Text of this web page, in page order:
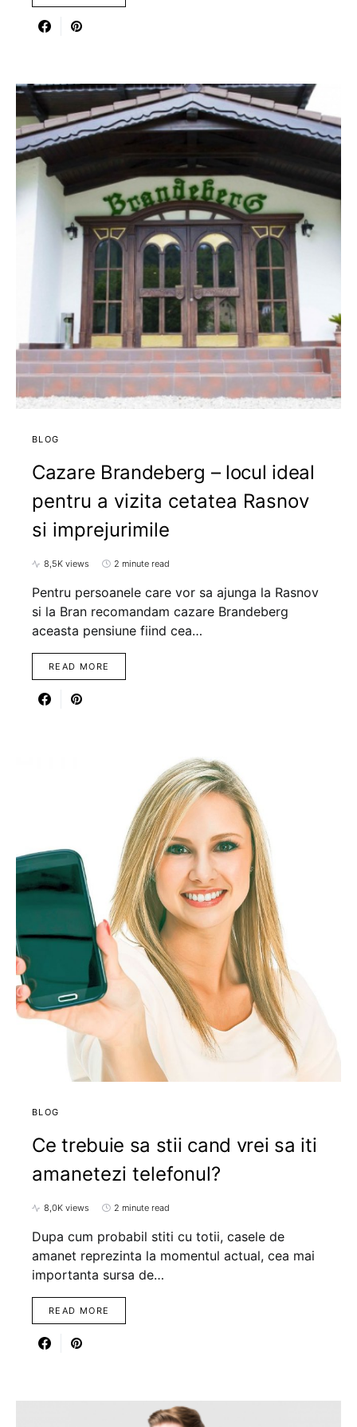
BLOG
Cazare Brandeberg – locul ideal
pentru a vizita cetatea Rasnov
si imprejurimile
8,5K views 2 minute read
Pentru persoanele care vor sa ajunga la Rasnov
si la Bran recomandam cazare Brandeberg
aceasta pensiune fiind cea…
READ MORE
BLOG
Ce trebuie sa stii cand vrei sa iti
amanetezi telefonul?
8,0K views 2 minute read
Dupa cum probabil stiti cu totii, casele de
amanet reprezinta la momentul actual, cea mai
importanta sursa de…
READ MORE